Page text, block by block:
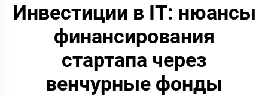
Инвестиции в IT: нюансы
финансирования
стартапа через
венчурные фонды